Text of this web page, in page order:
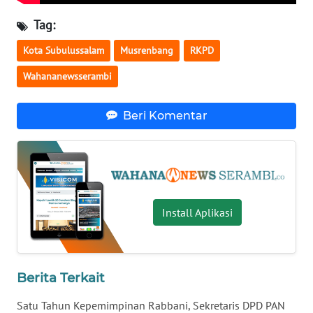
Tag:
Kota Subulussalam Musrenbang RKPD
Wahananewsserambi
Beri Komentar
Install Aplikasi
Berita Terkait
Satu Tahun Kepemimpinan Rabbani, Sekretaris DPD PAN
WN
SULTENG
WN
SULBAR
WN
SUMBAR
WN
SUMSEL
BENGKULU